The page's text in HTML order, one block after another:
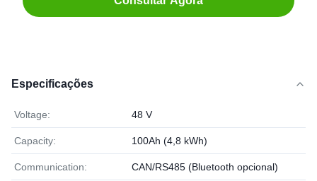
Especificações
Voltage: 48 V
Capacity: 100Ah (4,8 kWh)
Communication: CAN/RS485 (Bluetooth opcional)